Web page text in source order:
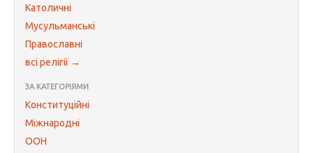
Католичні
Мусульманські
Православні
всі релігії →
ЗА КАТЕГОРІЯМИ
Конституційні
Міжнародні
ООН